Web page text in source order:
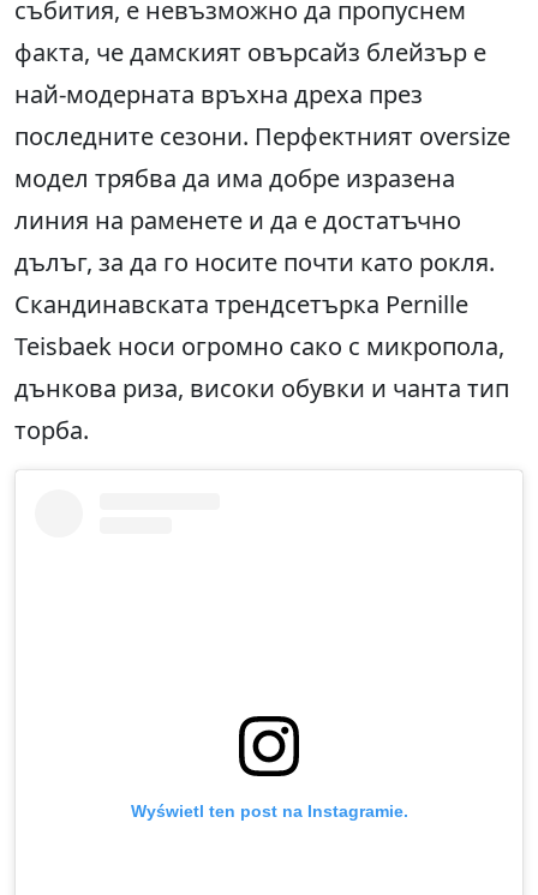
събития, е невъзможно да пропуснем
факта, че дамският овърсайз блейзър е
най-модерната връхна дреха през
последните сезони. Перфектният oversize
модел трябва да има добре изразена
линия на раменете и да е достатъчно
дълъг, за да го носите почти като рокля.
Скандинавската трендсетърка Pernille
Teisbaek носи огромно сако с микропола,
дънкова риза, високи обувки и чанта тип
торба.
Wyświetl ten post na Instagramie.